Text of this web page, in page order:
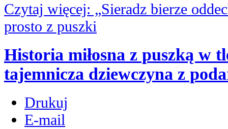
Czytaj więcej: „Sieradz bierze
prosto z puszki
Historia miłosna z puszką w
tajemnicza dziewczyna z
Drukuj
E-mail